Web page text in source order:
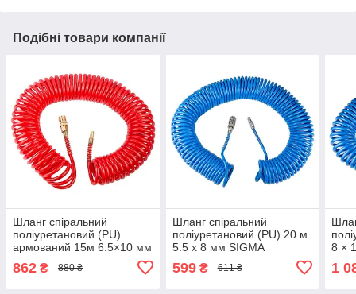
Подібні товари компанії
Шланг спіральний
поліуретановий (PU)
армований 15м 6.5×10 мм
862 ₴ 880 ₴
Шланг спіральний
поліуретановий (PU) 20 м
5.5 х 8 мм SIGMA
599₴ 611 ₴
8 ×
1